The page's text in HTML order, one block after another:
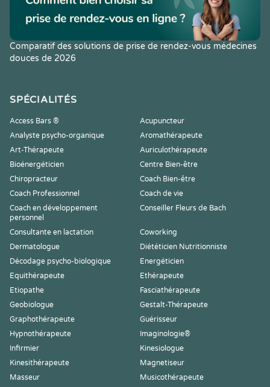
Comparatif des solutions de prise de rendez-vous médecines
douces de 2026
SPÉCIALITÉS
Access Bars ®
Acupuncteur
Analyste psycho-organique
Aromathérapeute
Art-Thérapeute
Auriculothérapeute
Bioénergéticien
Centre Bien-être
Chiropracteur
Coach Bien-être
Coach Professionnel
Coach de vie
Coach en développement
personnel
Conseiller Fleurs de Bach
Consultante en lactation
Coworking
Dermatologue
Diététicien Nutritionniste
Décodage psycho-biologique
Energéticien
Equithérapeute
Ethérapeute
Etiopathe
Fasciathérapeute
Geobiologue
Gestalt-Thérapeute
Graphothérapeute
Guérisseur
Hypnothérapeute
Imaginologie®
Infirmier
Kinesiologue
Kinesithérapeute
Magnetiseur
Masseur
Musicothérapeute